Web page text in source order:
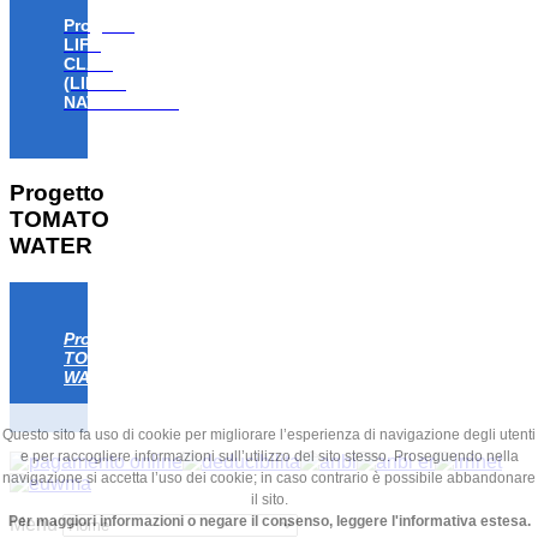
Progetto
LIFE
CLAW
(LIFE18
NAT/IT/000806)
Progetto
TOMATO
WATER
Progetto
TOMATO
WATER
Menu
Questo sito fa uso di cookie per migliorare l’esperienza di navigazione degli utenti
e per raccogliere informazioni sull’utilizzo del sito stesso. Proseguendo nella
navigazione si accetta l’uso dei cookie; in caso contrario è possibile abbandonare
il sito.
Per maggiori informazioni o negare il consenso, leggere l'informativa estesa.